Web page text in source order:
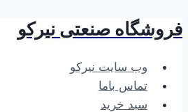
بازگشت
محتوا
فروشگاه صنعتی نیرکو
وب سایت نیرکو
تماس باما
سبد خرید